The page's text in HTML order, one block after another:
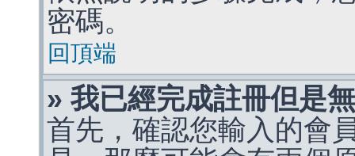
密碼。
回頂端
» 我已經完成註冊但是
首先，確認您輸入的會